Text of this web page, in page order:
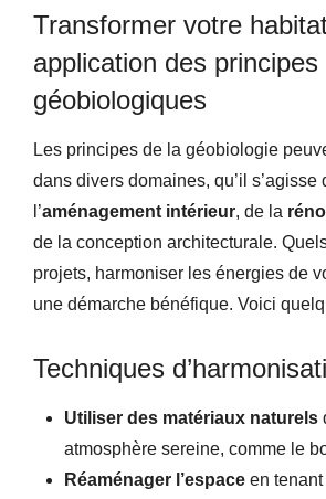
Transformer votre
application des principes
géobiologiques
Les principes de la géobiologie
dans divers domaines, qu’il s’agisse
l’aménagement intérieur, de la
de la conception architecturale.
projets, harmoniser les énergies de
une démarche bénéfique. Voici
Techniques
Utiliser des matériaux naturels
atmosphère sereine, comme le
Réaménager l’espace en